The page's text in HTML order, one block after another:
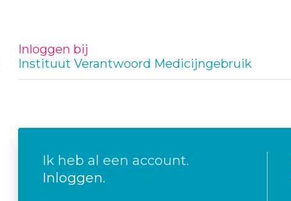
Inloggen bij
Instituut Verantwoord Medicijngebruik
Ik heb al een account.
Inloggen.